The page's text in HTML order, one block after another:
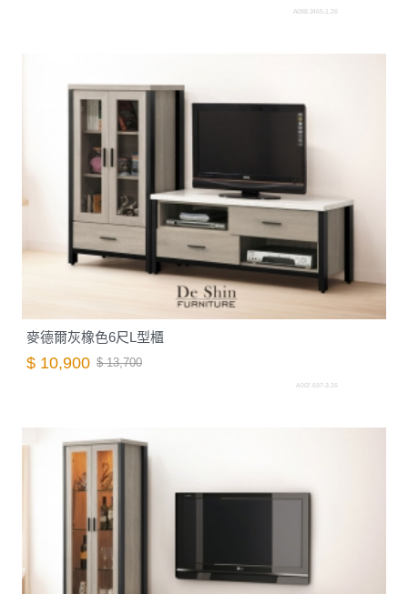
A088.2465-1.26
麥德爾灰橡色6尺L型櫃
$ 10,900 $ 13,700
A007.697-3.26